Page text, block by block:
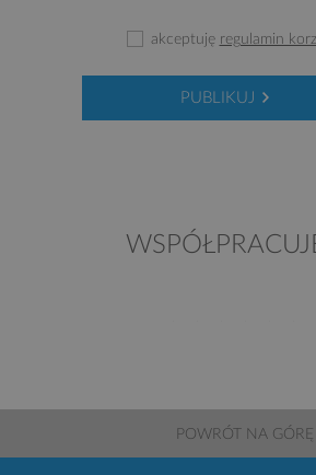
akceptuję regulamin
PUBLIKUJ
POWRÓT NA GÓRĘ